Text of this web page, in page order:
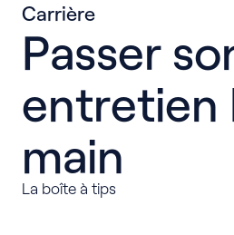
Carrière
Passer
entretien
main
La boîte à tips